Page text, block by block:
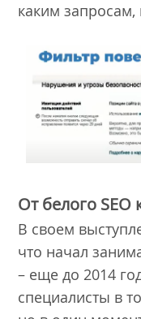
каким
От белого SEO
В своем
что начал
– еще до 2014
специалисты в